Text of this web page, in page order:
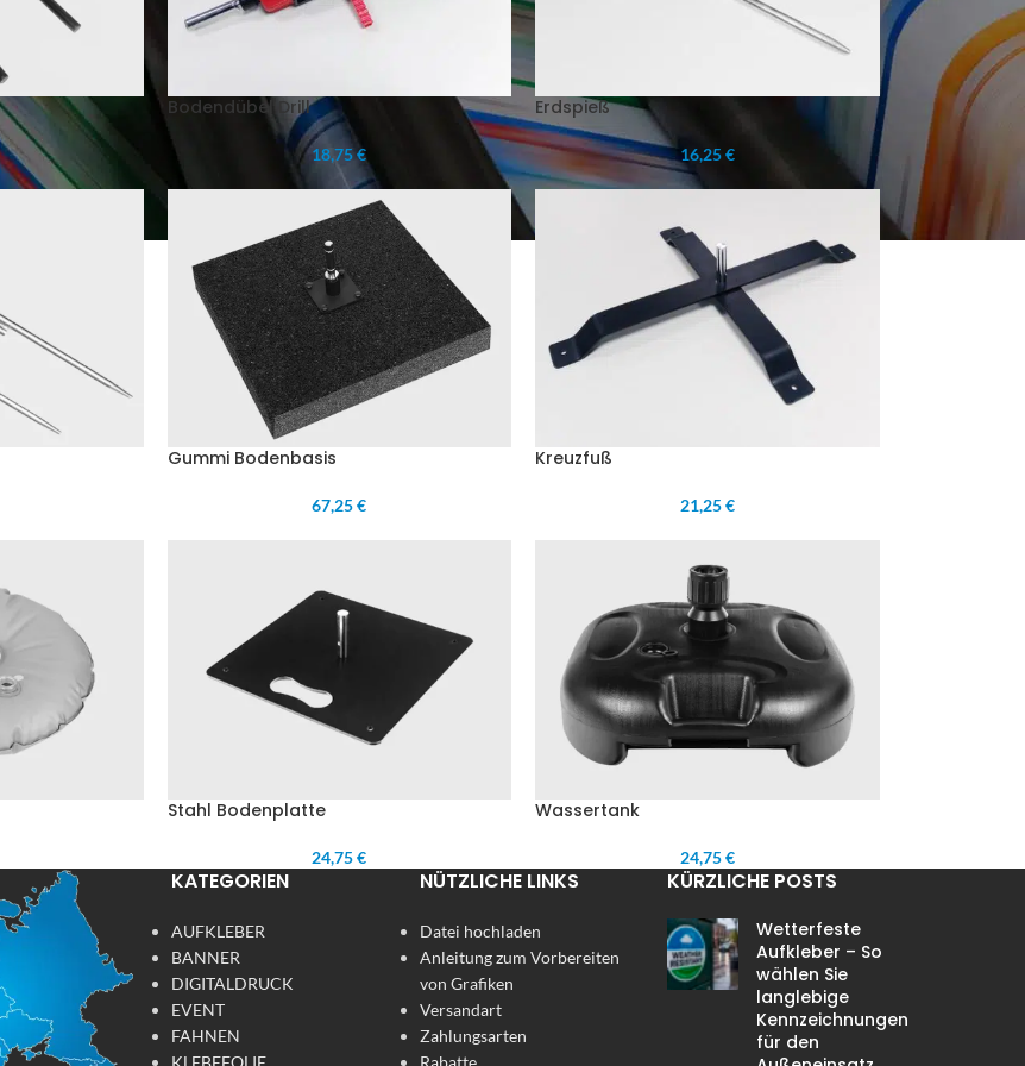
Bodendübel Drill
18,75 €
Erdspieß
16,25 €
Gummi Bodenbasis
67,25 €
Kreuzfuß
21,25 €
Stahl Bodenplatte
24,75 €
Wassertank
24,75 €
KATEGORIEN
AUFKLEBER
BANNER
DIGITALDRUCK
EVENT
FAHNEN
KLEBEFOLIE
NÜTZLICHE LINKS
Datei hochladen
Anleitung zum Vorbereiten
von Grafiken
Versandart
Zahlungsarten
Rabatte
KÜRZLICHE POSTS
Wetterfeste
Aufkleber – So
wählen Sie
langlebige
Kennzeichnungen
für den